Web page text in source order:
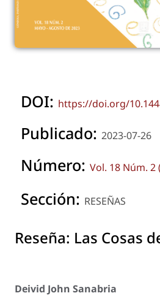
DOI: https://doi.org/
Publicado: 2023-07-26
Número: Vol. 18 Núm. 2
Sección: RESEÑAS
Reseña: Las Cosas
Deivid John Sanabria